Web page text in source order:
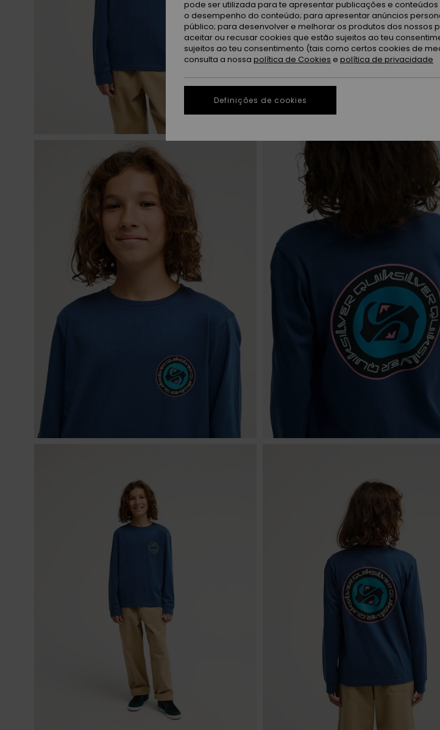
pode ser utilizada para te apresentar publicações e
o desempenho do conteúdo; para apresentar anúncios
público; para desenvolver e melhorar os produtos dos nossos
aceitar ou recusar cookies que estão sujeitos ao teu
sujeitos ao teu consentimento (tais como certos cookies de
consulta a nossa política de Cookies e política de privacidade
Definições de cookies